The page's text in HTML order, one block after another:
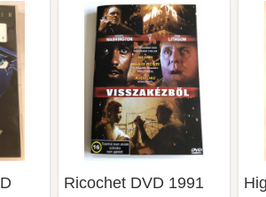
Ricochet DVD 1991